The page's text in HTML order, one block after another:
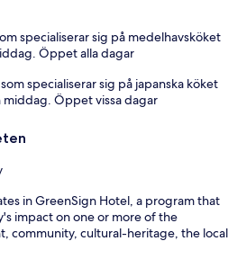
specialiserar sig på medelhavsköket
Öppet alla dagar
specialiserar sig på japanska köket
middag. Öppet vissa dagar
in GreenSign Hotel, a program that
impact on one or more of the
community, cultural-heritage, the local